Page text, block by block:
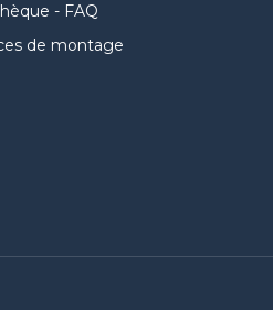
- FAQ
de montage